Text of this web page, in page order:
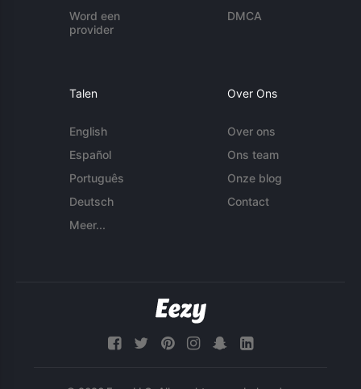
Word een
provider
DMCA
Talen
English
Español
Português
Deutsch
Meer...
Over Ons
Over ons
Ons team
Onze blog
Contact